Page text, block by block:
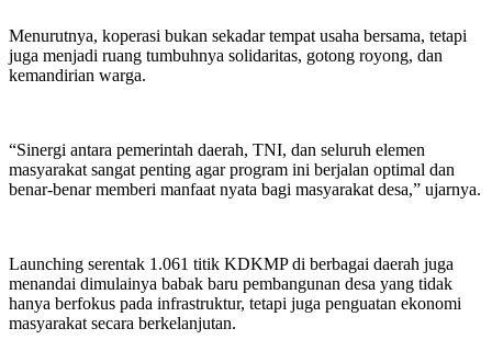
Menurutnya, koperasi bukan sekadar tempat usaha bersama, tetapi
juga menjadi ruang tumbuhnya solidaritas, gotong royong, dan
kemandirian warga.
“Sinergi antara pemerintah daerah, TNI, dan seluruh elemen
masyarakat sangat penting agar program ini berjalan optimal dan
benar-benar memberi manfaat nyata bagi masyarakat desa,” ujarnya.
Launching serentak 1.061 titik KDKMP di berbagai daerah juga
menandai dimulainya babak baru pembangunan desa yang tidak
hanya berfokus pada infrastruktur, tetapi juga penguatan ekonomi
masyarakat secara berkelanjutan.